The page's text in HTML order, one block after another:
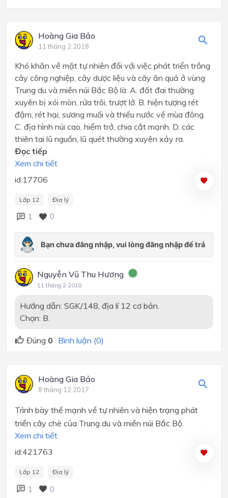
Hoàng Gia Bảo
11 tháng 2 2018
Khó khăn về mặt tự nhiên đối với việc phát triển trồng
cây công nghiệp, cây dược liệu và cây ăn quả ở vùng
Trung du và miền núi Bắc Bộ là: A. đất đai thường
xuyên bị xói mòn, rửa trôi, trượt lở. B. hiện tượng rét
đậm, rét hại, sương muối và thiếu nước về mùa đông.
C. địa hình núi cao, hiểm trở, chia cắt mạnh. D. các
thiên tai lũ nguồn, lũ quét thường xuyên xảy ra.
Đọc tiếp
Xem chi tiết
id:17706
Lớp 12 Địa lý
1 0
Nguyễn Vũ Thu Hương
11 tháng 2 2018
Hướng dẫn: SGK/148, địa lí 12 cơ bản.
Chọn: B.
Đúng 0 Bình luận (0)
Hoàng Gia Bảo
8 tháng 12 2017
Trình bày thế mạnh về tự nhiên và hiện trạng phát
triển cây chè của Trung du và miền núi Bắc Bộ.
Xem chi tiết
id:421763
Lớp 12 Địa lý
1 0